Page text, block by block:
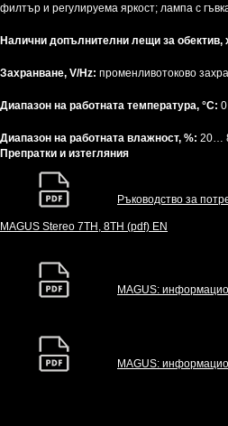
филтър и регулируема яркост; лампа с
Налични допълнителни лещи за обектив,
Захранване, V/Hz: променливотоково
Диапазон на работната температура, °C:
Диапазон на работната влажност, %: 20…
Препратки и изтегляния
Ръководство за
MAGUS Stereo 7TH, 8TH (pdf) EN
MAGUS:
MAGUS: